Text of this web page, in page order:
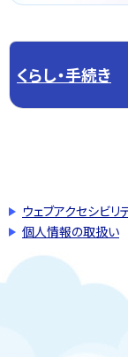
くらし・手続き
ウェブアクセシビリ
個人情報の取扱い